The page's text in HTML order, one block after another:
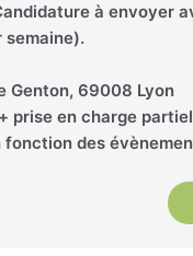
à envoyer
semaine).
Genton, 69008 Lyon
prise en charge
des